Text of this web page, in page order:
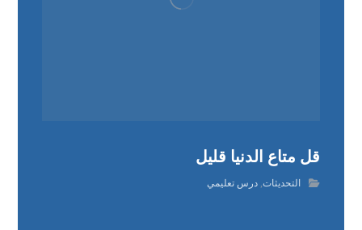
قل متاع الدنيا قليل
التحديثات ,درس تعليمي